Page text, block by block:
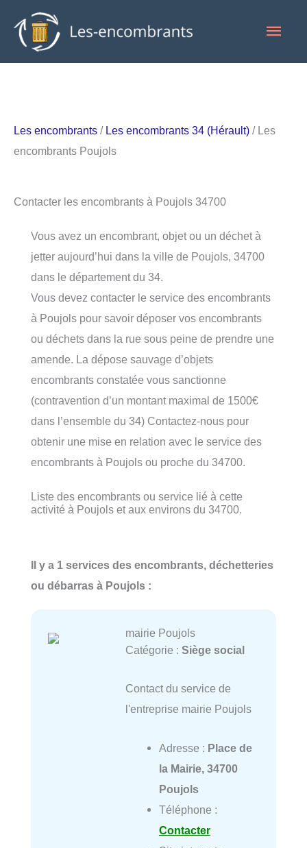
contenu
Les encombrants / Les encombrants 34 (Hérault) / Les
encombrants Poujols
Contacter les encombrants à Poujols 34700
Vous avez un encombrant, objet ou un déchet à
jetter aujourd’hui dans la ville de Poujols, 34700
dans le département du 34.
Vous devez contacter le service des encombrants
à Poujols pour savoir déposer vos encombrants
ou déchets dans la rue sous peine de prendre une
amende. La dépose sauvage d’objets
encombrants constatée vous sanctionne
(contravention d’un montant maximal de 1500€
dans l’ensemble du 34) Contactez-nous pour
obtenir une mise en relation avec le service des
encombrants à Poujols ou proche du 34700.
Liste des encombrants ou service lié à cette
activité à Poujols et aux environs du 34700.
Il y a 1 services des encombrants, déchetteries
ou débarras à Poujols :
mairie Poujols
Catégorie : Siège social
Contact du service de
l'entreprise mairie Poujols
Adresse : Place de
la Mairie, 34700
Poujols
Téléphone :
Contacter